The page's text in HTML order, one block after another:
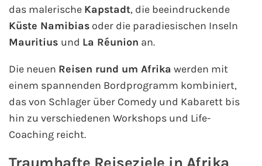
das malerische Kapstadt, die beeindruckende
Küste Namibias oder die paradiesischen Inseln
Mauritius und La Réunion an.
Die neuen Reisen rund um Afrika werden mit
einem spannenden Bordprogramm kombiniert,
das von Schlager über Comedy und Kabarett bis
hin zu verschiedenen Workshops und Life-
Coaching reicht.